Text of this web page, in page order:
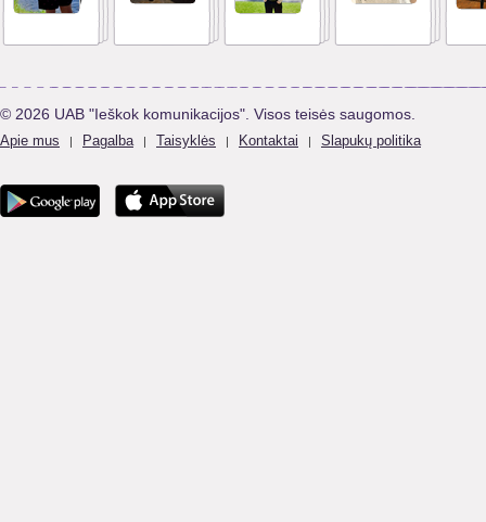
© 2026 UAB "Ieškok komunikacijos". Visos teisės saugomos.
Apie mus | Pagalba | Taisyklės | Kontaktai | Slapukų politika